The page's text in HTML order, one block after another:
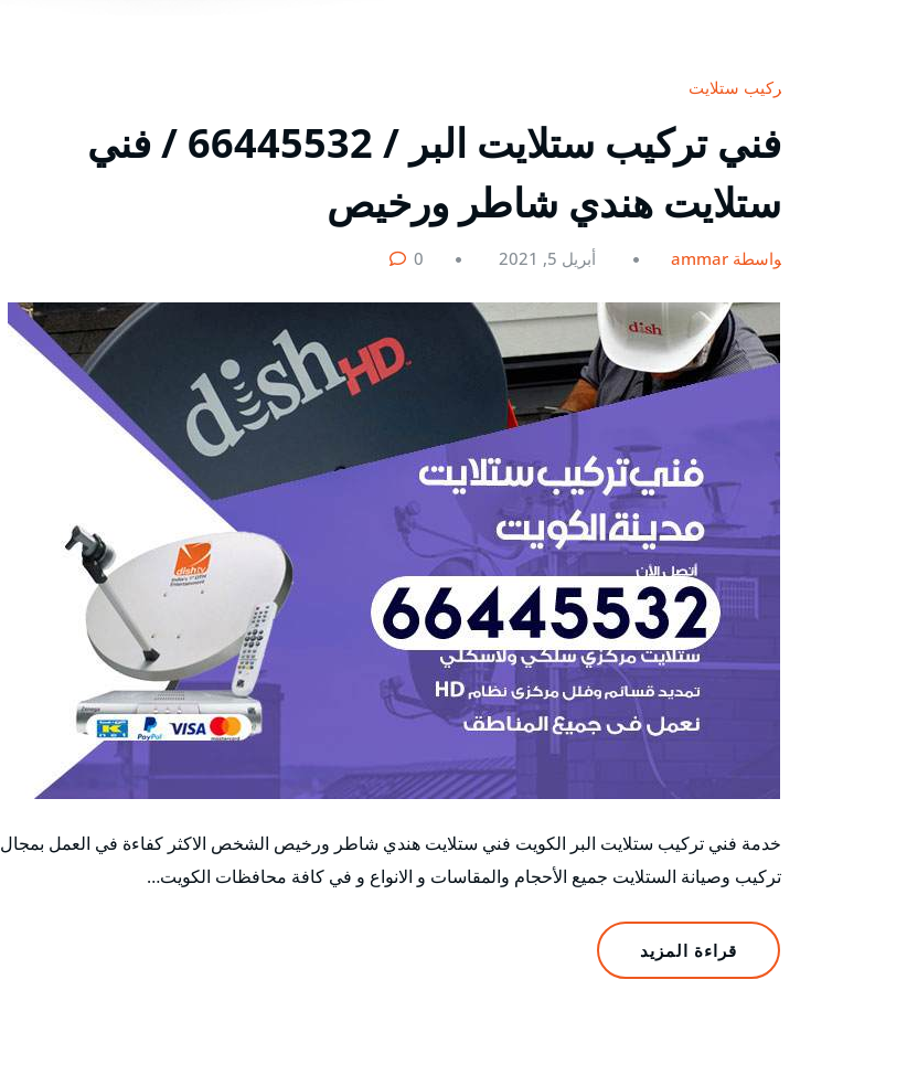
تركيب ستلايت
فني تركيب ستلايت البر / 66445532 / فني
ستلايت هندي شاطر ورخيص
بواسطة ammar أبريل 5, 2021 0
خدمة فني تركيب ستلايت البر الكويت فني ستلايت هندي شاطر ورخيص الشخص الاكثر كفاءة في العمل بمجال
تركيب وصيانة الستلايت جميع الأحجام والمقاسات و الانواع و في كافة محافظات الكويت…
قراءة المزيد